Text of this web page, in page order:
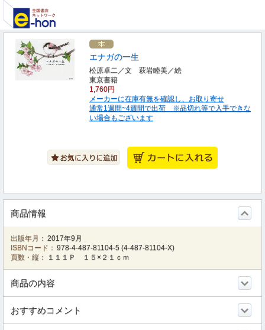
エナガの一生
松原卓二／文 萩岩睦美／絵
東京書籍
1,760円
メーカーに在庫有無を確認し、お取り寄せ
通常1週間~4週間で出荷 ※品切れ等で入手できな
い場合もございます
商品情報
出版年月： 2017年9月
ISBNコード： 978-4-487-81104-5 (4-487-81104-X)
頁数・縦：
１１１Ｐ １５×２１ｃｍ
商品の内容
おすすめコメント